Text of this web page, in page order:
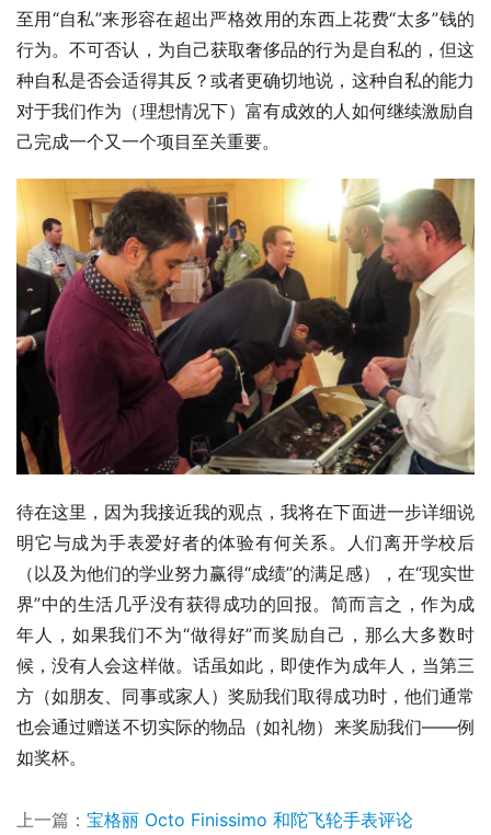
至用“自私”来形容在超出严格效用的东西上花费“太多”钱的
行为。不可否认，为自己获取奢侈品的行为是自私的，但这
种自私是否会适得其反？或者更确切地说，这种自私的能力
对于我们作为（理想情况下）富有成效的人如何继续激励自
己完成一个又一个项目至关重要。
待在这里，因为我接近我的观点，我将在下面进一步详细说
明它与成为手表爱好者的体验有何关系。人们离开学校后
（以及为他们的学业努力赢得“成绩”的满足感），在“现实世
界”中的生活几乎没有获得成功的回报。简而言之，作为成
年人，如果我们不为“做得好”而奖励自己，那么大多数时
候，没有人会这样做。话虽如此，即使作为成年人，当第三
方（如朋友、同事或家人）奖励我们取得成功时，他们通常
也会通过赠送不切实际的物品（如礼物）来奖励我们——例
如奖杯。
上一篇： 宝格丽 Octo Finissimo 和陀飞轮手表评论